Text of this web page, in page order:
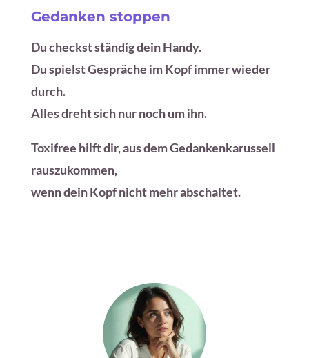
Gedanken stoppen
Du checkst ständig dein Handy.
Du spielst Gespräche im Kopf immer wieder
durch.
Alles dreht sich nur noch um ihn.
Toxifree hilft dir, aus dem Gedankenkarussell
rauszukommen,
wenn dein Kopf nicht mehr abschaltet.